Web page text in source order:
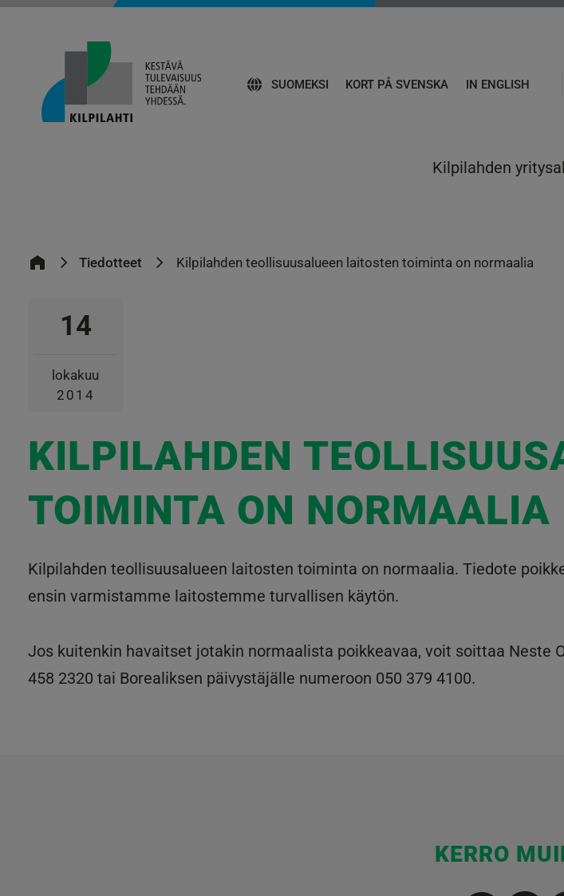
SUOMEKSI KORT PÅ SVENSKA IN ENGLISH
Kilpilahden
Tiedotteet Kilpilahden teollisuusalueen laitosten toiminta on normaalia
14
lokakuu
2014
KILPILAHDEN
TOIMINTA ON NORMAALIA
Kilpilahden teollisuusalueen laitosten toiminta on normaalia. Tiedote
ensin varmistamme laitostemme turvallisen käytön.
Jos kuitenkin havaitset jotakin normaalista poikkeavaa, voit soittaa Neste
458 2320 tai Borealiksen päivystäjälle numeroon 050 379 4100.
KERRO